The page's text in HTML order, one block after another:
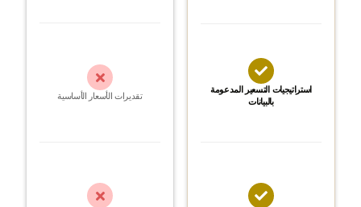

استراتيجيات التسعير المدعومة
بالبيانات


تقديرات الأسعار الأساسية
